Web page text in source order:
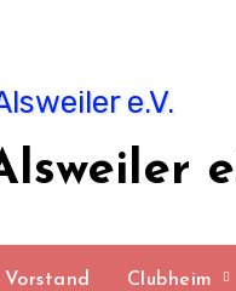
Vorstand Clubheim